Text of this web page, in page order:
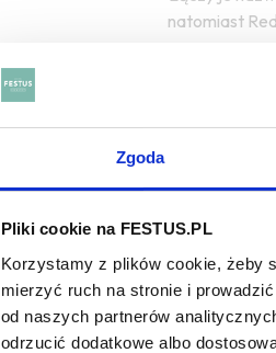
Zgoda
Pliki cookie na FESTUS.PL
Korzystamy z plików cookie, żeby
mierzyć ruch na stronie i
od naszych partnerów
odrzucić dodatkowe albo
natomiast
Rkatsiteli
tonów. Dzięki
Lekka
można podać
ZOBACZ